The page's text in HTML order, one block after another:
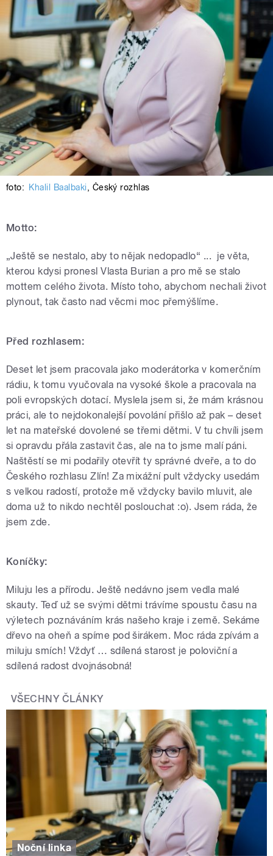
foto: Khalil Baalbaki, Český rozhlas
Motto:
„Ještě se nestalo, aby to nějak nedopadlo“ ... je věta,
kterou kdysi pronesl Vlasta Burian a pro mě se stalo
mottem celého života. Místo toho, abychom nechali život
plynout, tak často nad věcmi moc přemýšlíme.
Před rozhlasem:
Deset let jsem pracovala jako moderátorka v komerčním
rádiu, k tomu vyučovala na vysoké škole a pracovala na
poli evropských dotací. Myslela jsem si, že mám krásnou
práci, ale to nejdokonalejší povolání přišlo až pak – deset
let na mateřské dovolené se třemi dětmi. V tu chvíli jsem
si opravdu přála zastavit čas, ale na to jsme malí páni.
Naštěstí se mi podařily otevřít ty správné dveře, a to do
Českého rozhlasu Zlín! Za mixážní pult vždycky usedám
s velkou radostí, protože mě vždycky bavilo mluvit, ale
doma už to nikdo nechtěl poslouchat :o). Jsem ráda, že
jsem zde.
Koníčky:
Miluju les a přírodu. Ještě nedávno jsem vedla malé
skauty. Teď už se svými dětmi trávíme spoustu času na
výletech poznáváním krás našeho kraje i země. Sekáme
dřevo na oheň a spíme pod širákem. Moc ráda zpívám a
miluju smích! Vždyť … sdílená starost je poloviční a
sdílená radost dvojnásobná!
VŠECHNY ČLÁNKY
Noční linka